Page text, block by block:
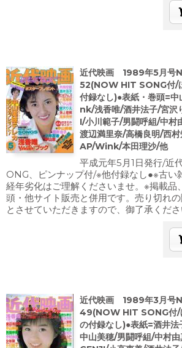
近代映画 1989年5月号
52(NOW HIT SONG付/
付録なし)●表紙・巻頭=
nk/浅香唯/酒井法子/宮沢
I/小川範子/男闘呼組/中村
渡辺満里奈/高橋良明/西
AP/Wink/本田理沙/他
平成元年5月1日発行/近
ONG、ピンナップ付/※他付録なし●※古い
経年劣化はご理解くださいませ。※掲載品
頭・他サイト販売と併用です。売り切れ
とさせていただきますので、御了承くださ
近代映画 1989年3月号
49(NOW HIT SONG付/
の付録なし)●表紙=酒井
中山美穂/男闘呼組/中村